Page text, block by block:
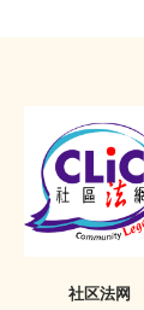
社区法网